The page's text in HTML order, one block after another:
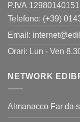
P.IVA 12980140151
Telefono: (+39)
Email:
Orari: Lun - Ven
NETWORK
Almanacco Far da